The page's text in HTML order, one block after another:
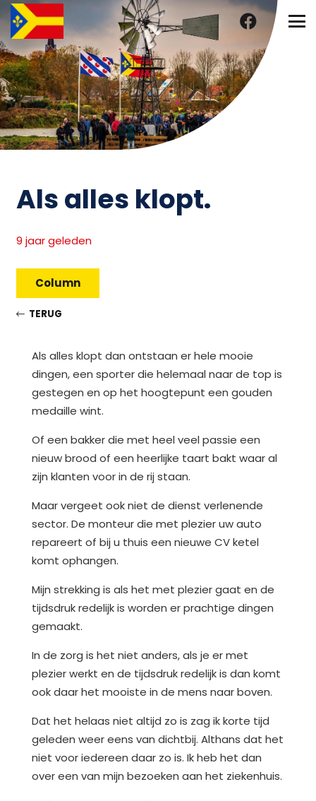
Als alles klopt.
9 jaar geleden
Column
TERUG
Als alles klopt dan ontstaan er hele mooie
dingen, een sporter die helemaal naar de top is
gestegen en op het hoogtepunt een gouden
medaille wint.
Of een bakker die met heel veel passie een
nieuw brood of een heerlijke taart bakt waar al
zijn klanten voor in de rij staan.
Maar vergeet ook niet de dienst verlenende
sector. De monteur die met plezier uw auto
repareert of bij u thuis een nieuwe CV ketel
komt ophangen.
Mijn strekking is als het met plezier gaat en de
tijdsdruk redelijk is worden er prachtige dingen
gemaakt.
In de zorg is het niet anders, als je er met
plezier werkt en de tijdsdruk redelijk is dan komt
ook daar het mooiste in de mens naar boven.
Dat het helaas niet altijd zo is zag ik korte tijd
geleden weer eens van dichtbij. Althans dat het
niet voor iedereen daar zo is. Ik heb het dan
over een van mijn bezoeken aan het ziekenhuis.